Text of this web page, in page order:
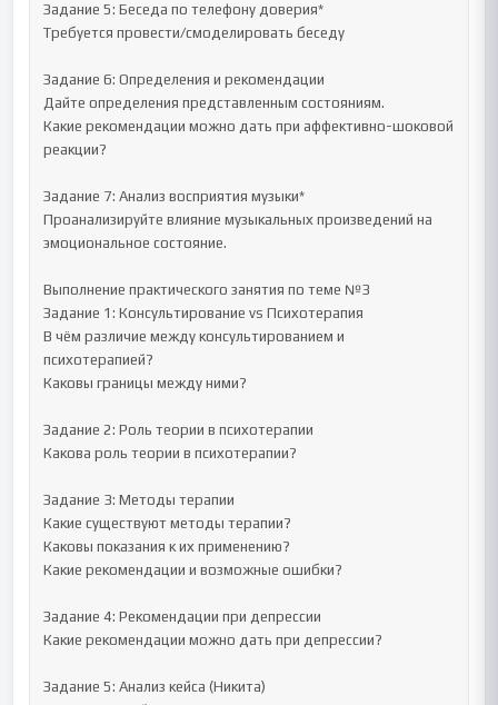
Задание 5: Беседа по телефону доверия*
Требуется провести/смоделировать беседу
Задание 6: Определения и рекомендации
Дайте определения представленным состояниям.
Какие рекомендации можно дать при аффективно-шоковой
реакции?
Задание 7: Анализ восприятия музыки*
Проанализируйте влияние музыкальных произведений на
эмоциональное состояние.
Выполнение практического занятия по теме №3
Задание 1: Консультирование vs Психотерапия
В чём различие между консультированием и
психотерапией?
Каковы границы между ними?
Задание 2: Роль теории в психотерапии
Какова роль теории в психотерапии?
Задание 3: Методы терапии
Какие существуют методы терапии?
Каковы показания к их применению?
Какие рекомендации и возможные ошибки?
Задание 4: Рекомендации при депрессии
Какие рекомендации можно дать при депрессии?
Задание 5: Анализ кейса (Никита)